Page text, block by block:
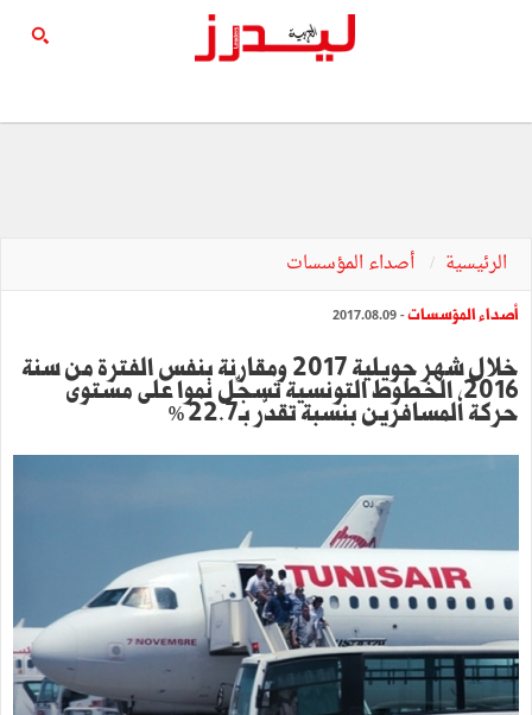
الرئيسية أصداء المؤسسات
أصداء المؤسسات- 2017.08.09
خلال شهر جويلية 2017 ومقارنة بنفس الفترة من سنة
2016، الخطوط التونسية تسجّل نموا على مستوى
حركة المسافرين بنسبة تقدّر بـ22.7 %